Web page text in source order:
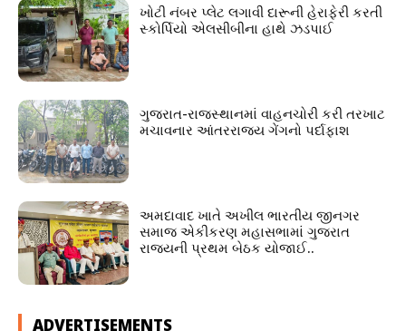
ખોટી નંબર પ્લેટ લગાવી દારૂની હેરાફેરી કરતી
સ્કોર્પિયો એલસીબીના હાથે ઝડપાઈ
ગુજરાત-રાજસ્થાનમાં વાહનચોરી કરી તરખાટ
મચાવનાર આંતરરાજ્ય ગેંગનો પર્દાફાશ
અમદાવાદ ખાતે અખીલ ભારતીય જીનગર
સમાજ એકીકરણ મહાસભામાં ગુજરાત
રાજ્યની પ્રથમ બેઠક યોજાઈ..
ADVERTISEMENTS